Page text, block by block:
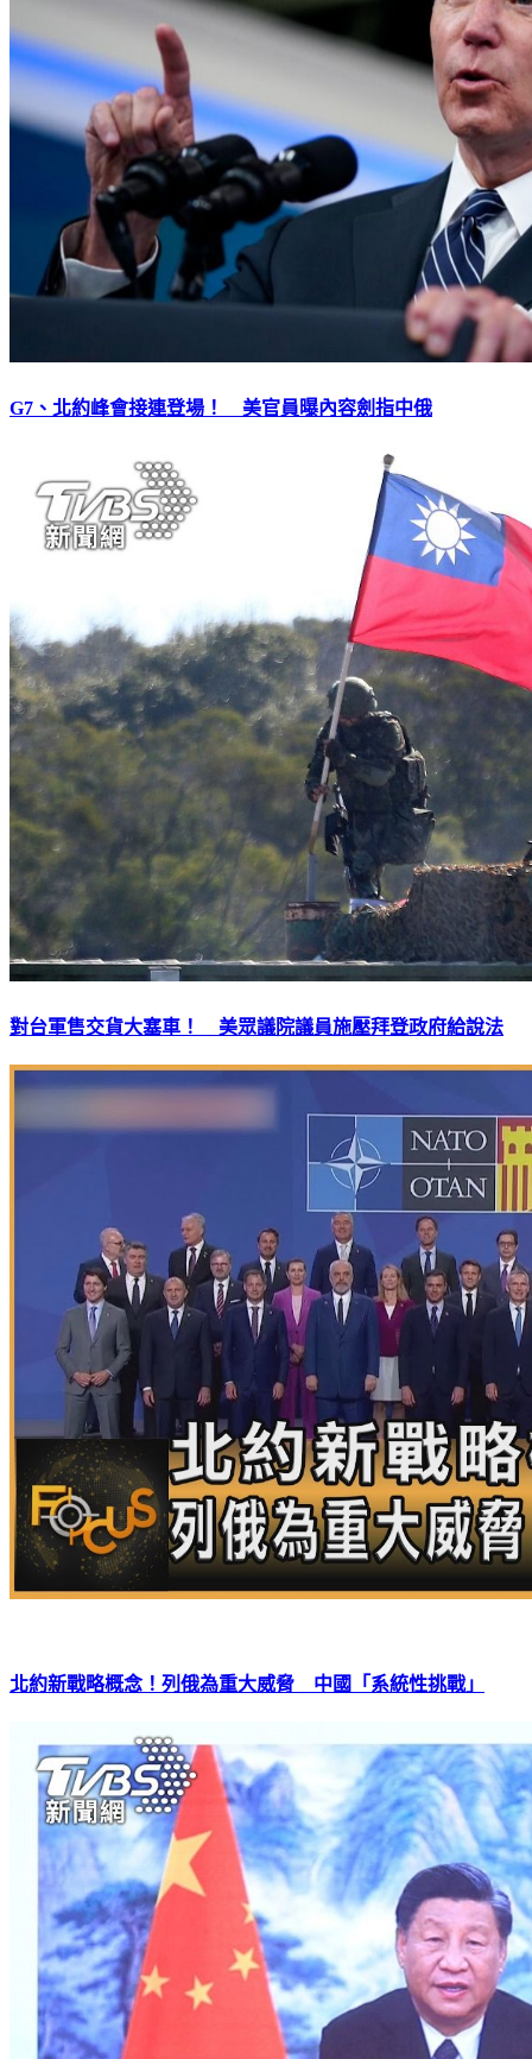
G7、北約峰會接連登場！ 美官員曝內容劍指中俄
對台軍售交貨大塞車！ 美眾議院議員施壓拜登政府給說法
北約新戰略概念！列俄為重大威脅 中國「系統性挑戰」